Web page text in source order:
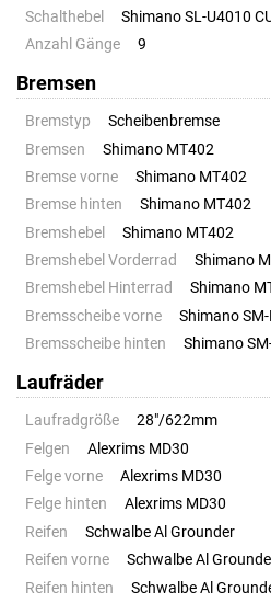
Schalthebel
Shimano SL-U4010
Anzahl Gänge
9
Bremsen
Bremstyp
Scheibenbremse
Bremsen
Shimano MT402
Bremse vorne
Shimano MT402
Bremse hinten
Shimano MT402
Bremshebel
Shimano MT402
Bremshebel Vorderrad
Shimano
Bremshebel Hinterrad
Shimano
Bremsscheibe vorne
Shimano
Bremsscheibe hinten
Shimano
Laufräder
Laufradgröße
28"/622mm
Felgen
Alexrims MD30
Felge vorne
Alexrims MD30
Felge hinten
Alexrims MD30
Reifen
Schwalbe Al Grounder
Reifen vorne
Schwalbe Al
Reifen hinten
Schwalbe Al